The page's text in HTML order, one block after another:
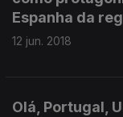
Espanha da
12 jun. 2018
Olá, Portugal,